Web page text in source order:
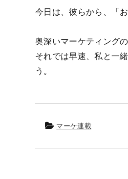
今日は、彼らから、「
奥深いマーケティング
それでは早速、私と一
う。
マーケ連載